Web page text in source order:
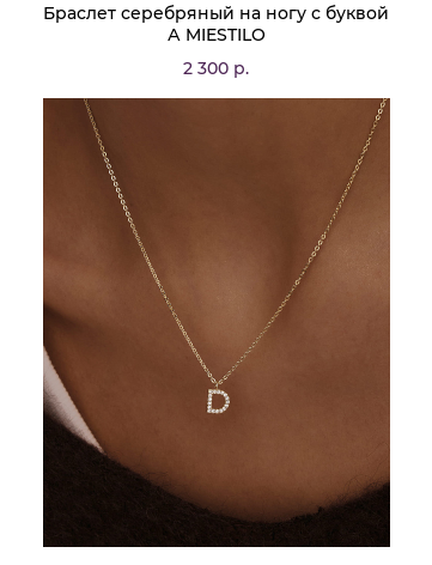
Браслет серебряный на ногу с буквой
А MIESTILO
2 300 р.